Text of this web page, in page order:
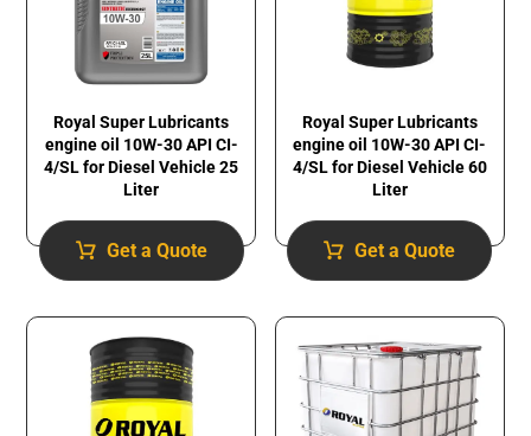
Royal Super Lubricants
engine oil 10W-30 API CI-
4/SL for Diesel Vehicle 25
Liter
Get a Quote
Royal Super Lubricants
engine oil 10W-30 API CI-
4/SL for Diesel Vehicle 60
Liter
Get a Quote